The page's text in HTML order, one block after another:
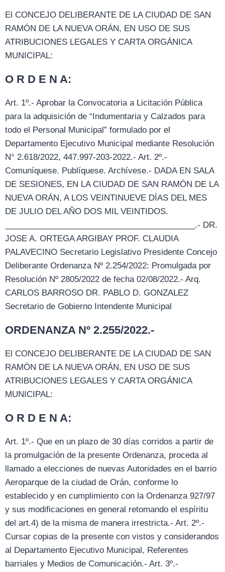
El CONCEJO DELIBERANTE DE LA CIUDAD DE SAN
RAMÓN DE LA NUEVA ORÁN, EN USO DE SUS
ATRIBUCIONES LEGALES Y CARTA ORGÁNICA
MUNICIPAL:
O R D E N A:
Art. 1º.- Aprobar la Convocatoria a Licitación Pública
para la adquisición de “Indumentaria y Calzados para
todo el Personal Municipal” formulado por el
Departamento Ejecutivo Municipal mediante Resolución
N° 2.618/2022, 447.997-203-2022.- Art. 2º.-
Comuníquese. Publíquese. Archívese.- DADA EN SALA
DE SESIONES, EN LA CIUDAD DE SAN RAMÓN DE LA
NUEVA ORÁN, A LOS VEINTINUEVE DÍAS DEL MES
DE JULIO DEL AÑO DOS MIL VEINTIDOS.
__________________________________________.- DR.
JOSE A. ORTEGA ARGIBAY PROF. CLAUDIA
PALAVECINO Secretario Legislativo Presidente Concejo
Deliberante Ordenanza Nº 2.254/2022: Promulgada por
Resolución Nº 2805/2022 de fecha 02/08/2022.- Arq.
CARLOS BARROSO DR. PABLO D. GONZALEZ
Secretario de Gobierno Intendente Municipal
ORDENANZA Nº 2.255/2022.-
El CONCEJO DELIBERANTE DE LA CIUDAD DE SAN
RAMÓN DE LA NUEVA ORÁN, EN USO DE SUS
ATRIBUCIONES LEGALES Y CARTA ORGÁNICA
MUNICIPAL:
O R D E N A:
Art. 1º.- Que en un plazo de 30 días corridos a partir de
la promulgación de la presente Ordenanza, proceda al
llamado a elecciones de nuevas Autoridades en el barrio
Aeroparque de la ciudad de Orán, conforme lo
establecido y en cumplimiento con la Ordenanza 927/97
y sus modificaciones en general retomando el espíritu
del art.4) de la misma de manera irrestricta.- Art. 2º.-
Cursar copias de la presente con vistos y considerandos
al Departamento Ejecutivo Municipal, Referentes
barriales y Medios de Comunicación.- Art. 3º.-